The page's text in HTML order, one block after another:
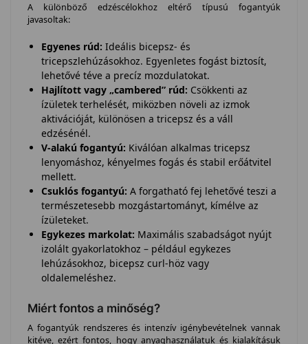
A különböző edzéscélokhoz eltérő típusú fogantyúk
javasoltak:
Egyenes rúd: Ideális bicepsz- és
tricepszlehúzásokhoz. Egyenletes fogást biztosít,
lehetővé téve a precíz mozdulatokat.
Hajlított vagy „cambered” rúd: Csökkenti az
ízületek terhelését, miközben növeli az izmok
aktivációját, különösen a tricepsz és a váll
edzésénél.
V-alakú fogantyú: Kiválóan alkalmas tricepsz
lenyomáshoz, kényelmes fogás és stabil erőátvitel
mellett.
Csuklós fogantyú: A forgatható fej lehetővé teszi a
természetesebb mozgástartományt, kímélve az
ízületeket.
Egykezes markolat: Maximális szabadságot nyújt
izolált gyakorlatokhoz – például egykezes
lehúzásokhoz, bicepsz curl-höz vagy
oldalemeléshez.
Miért fontos a minőség?
A fogantyúk rendszeres és intenzív igénybevételnek vannak
kitéve, ezért fontos, hogy anyaghasználatuk és kialakításuk